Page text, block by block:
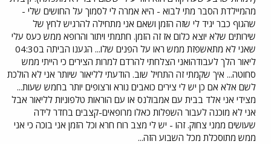
מהמיילדת הסבר מתי לבוא - היא אמרה לי לסמוך על החושים שלי -
שהגוף כבר יגיד לי שזה הזמן ושאם אני מתחילה להרגיש לחץ של
שירותים שלא יוצא כלום אז זה הזמן. חתמתי ויתור והרופא ממש כעס עלי
שאני לא מתאשפזת ממש ראו על הפנים שלו... הגענו הביתה ב04:30
ליאור הלך לעבודהואני הצלחתי להרדם למרות הצירים כי הייתי ממש
סחוטה... איך שקמתי זה התחיל שוב. הודעתי לליאור שיותר אני לא הולכת
לשם אלא אם כן יש לי צירים כואבים נורא ורצופים יותר בחמש שעות...
מצידי אני אלד בבית עם אמבולנס או עם הוראות טלפוניות לליאור אבל
אני לא מוכנה לעבור השפלות כאלו מרופאים-קצבים בחדר לידה
שעושים ממני צחוק. זהו - יש לי מצב רוח חרא וכל הזמן אני בוכה כי אני
ממש מתוסכלת מכל השבוע הזה...